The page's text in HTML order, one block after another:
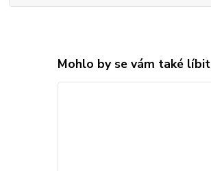
Mohlo by se vám také líbit